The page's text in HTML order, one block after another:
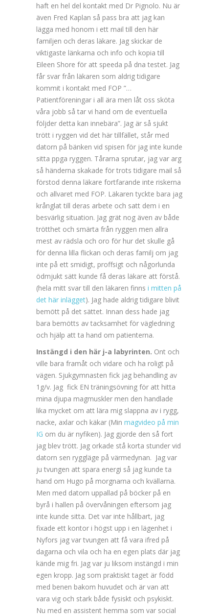
haft en hel del kontakt med Dr Pignolo. Nu är
även Fred Kaplan så pass bra att jag kan
lägga med honom i ett mail till den här
familjen och deras läkare. Jag skickar de
viktigaste länkarna och info och kopia till
Eileen Shore för att speeda på dna testet. Jag
får svar från läkaren som aldrig tidigare
kommit i kontakt med FOP ”…
Patientföreningar i all ära men låt oss sköta
våra jobb så tar vi hand om de eventuella
följder detta kan innebära”. Jag är så sjukt
trött i ryggen vid det här tillfället, står med
datorn på bänken vid spisen för jag inte kunde
sitta ppga ryggen. Tårarna sprutar, jag var arg
så händerna skakade för trots tidigare mail så
förstod denna läkare fortfarande inte riskerna
och allvaret med FOP. Läkaren tyckte bara jag
krånglat till deras arbete och satt dem i en
besvärlig situation. Jag grät nog även av både
trötthet och smärta från ryggen men allra
mest av rädsla och oro för hur det skulle gå
för denna lilla flickan och deras familj om jag
inte på ett smidigt, proffsigt och någorlunda
ödmjukt sätt kunde få deras läkare att förstå.
(hela mitt svar till den läkaren finns i mitten på
det här inlägget). Jag hade aldrig tidigare blivit
bemött på det sättet. Innan dess hade jag
bara bemötts av tacksamhet för vägledning
och hjälp att ta hand om patienterna.
Instängd i den här j-a labyrinten. Ont och
ville bara framåt och vidare och ha roligt på
vägen. Sjukgymnasten fick jag behandling av
1g/v. Jag fick EN träningsövning för att hitta
mina djupa magmuskler men den handlade
lika mycket om att lära mig slappna av i rygg,
nacke, axlar och käkar (Min magvideo på min
IG om du är nyfiken). Jag gjorde den så fort
jag blev trött. Jag orkade stå korta stunder vid
datorn sen ryggläge på värmedynan. Jag var
ju tvungen att spara energi så jag kunde ta
hand om Hugo på morgnarna och kvällarna.
Men med datorn uppallad på böcker på en
byrå i hallen på övervåningen eftersom jag
inte kunde sitta. Det var inte hållbart, jag
fixade ett kontor i högst upp i en lägenhet i
Nyfors jag var tvungen att få vara ifred på
dagarna och vila och ha en egen plats där jag
kände mig fri. Jag var ju liksom instängd i min
egen kropp. Jag som praktiskt taget är född
med benen bakom huvudet och är van att
vara vig och stark både fysiskt och psykiskt.
Nu med en assistent hemma som var social